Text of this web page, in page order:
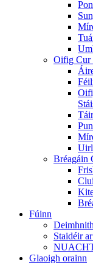
Oifig Cur
Bréagáin
Fúinn
Staidéir
Glaoigh orainn